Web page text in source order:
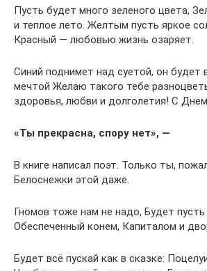
Пусть будет много зеленого цвета,
и теплое лето. Желтым пусть яркое
Красный — любовью жизнь озаряет.
Синий поднимет над суетой, он будет
мечтой Желаю такого тебе
здоровья, любви и долголетия! С
«Ты прекрасна, спору нет», —
В книге написал поэт. Только ты,
Белоснежки этой даже.
Гномов тоже нам не надо, Будет
Обеспеченный конем, Капиталом и
Будет всё пускай как в сказке: